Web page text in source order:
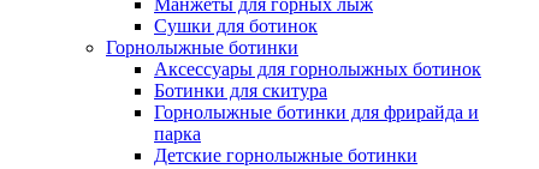
Манжеты для горных лыж
Сушки для ботинок
Горнолыжные ботинки
Аксессуары для горнолыжных ботинок
Ботинки для скитура
Горнолыжные ботинки для фрирайда и
парка
Детские горнолыжные ботинки